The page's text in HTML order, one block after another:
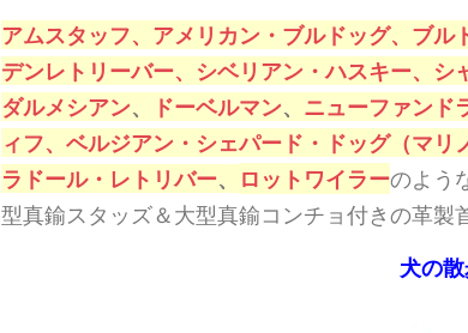
アムスタッフ、 アメリカン・ブルドッグ、 ブル
デンレトリーバー、 シベリアン・ハスキー、 シ
ダルメシアン、 ドーベルマン、 ニューファンド
ィフ、 ベルジアン・シェパード・ドッグ（マリ
ラドール・レトリバー、 ロットワイラーのよう
型真鍮スタッズ＆大型真鍮コンチョ付きの革製
犬の